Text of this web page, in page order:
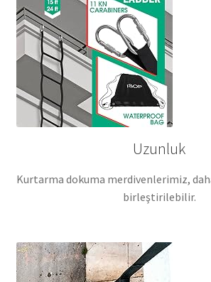
Uzunluk
Kurtarma dokuma merdivenlerimiz,
birleştirilebilir.